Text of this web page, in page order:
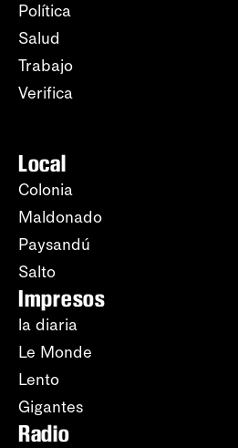
Política
Salud
Trabajo
Verifica
Local
Colonia
Maldonado
Paysandú
Salto
Impresos
la diaria
Le Monde
Lento
Gigantes
Radio